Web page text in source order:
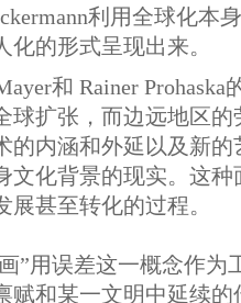
利用全球化
的形式呈现出来。
和 Rainer
球扩张，而边远地区
的内涵和外延以及新
文化背景的现实。这
甚至转化的过程。
画”用误差这一概念作
赋和某一文明中延续